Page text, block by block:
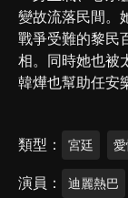
變故流落民間。
戰爭受難的黎民
相。同時她也被
韓燁也幫助任安
類型 宮廷
演員 迪麗熱巴